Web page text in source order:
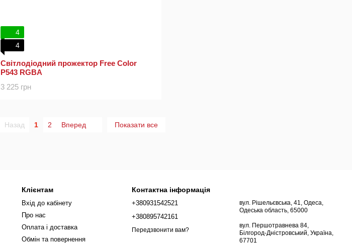
4
4
Світлодіодний прожектор Free Color
P543 RGBA
3 225 грн
Назад 1 2 Вперед Показати все
Клієнтам
Вхід до кабінету
Про нас
Оплата і доставка
Обмін та повернення
Контактна інформація
+380931542521
+380895742161
Передзвонити вам?
вул. Рішельєвська, 41, Одеса,
Одеська область, 65000
вул. Першотравнева 84,
Білгород-Дністровський, Україна,
67701